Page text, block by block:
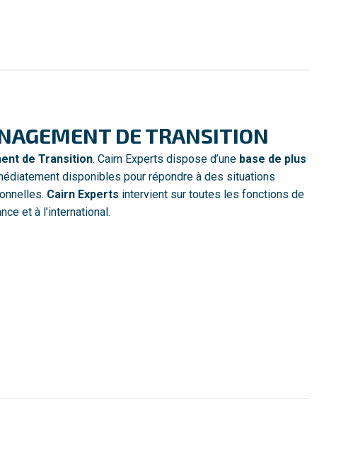
DE TRANSITION
de Transition. Cairn Experts dispose d’une base de plus
disponibles pour répondre à des situations
Cairn Experts intervient sur toutes les fonctions de
et à l’international.